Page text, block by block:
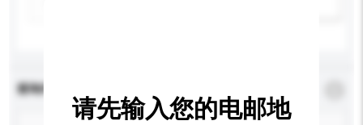
查询内容
请先输入您的电邮地